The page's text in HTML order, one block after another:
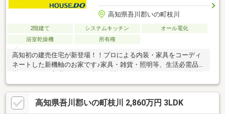
高知県吾川郡いの町枝川
2階建て システムキッチン
オール電化
浴室乾燥機
所有権
高知初の建売住宅が新登場！！プロによる内装・家具をコーディ
ネートした新機軸のお家です♪家具・雑貨・照明等、生活必需品が
金なし！！内容が気になりましたらお気軽にお問い合わせくださ
い♪シンプルな3LDK仕様でも家具付きだから生活をイメージしや
すく、プロコーディネーター提案の内装とインテリアで一味違っ
た建売住宅に仕上がっています津波や土砂ハザードエリアから外
高知県吾川郡いの町枝川 2,860万円 3LDK